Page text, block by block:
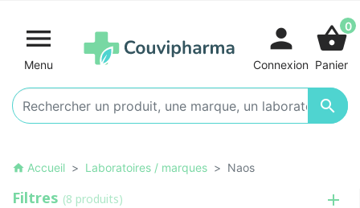

Menu

person
Connexion
shopping_basket0
Panier
home Accueil Laboratoires / marques Naos
Filtres (8 produits)